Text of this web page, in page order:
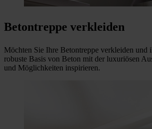
Betontreppe verkleiden
Möchten Sie Ihre Betontreppe verkleiden und
robuste Basis von Beton mit der luxuriösen
und Möglichkeiten inspirieren.